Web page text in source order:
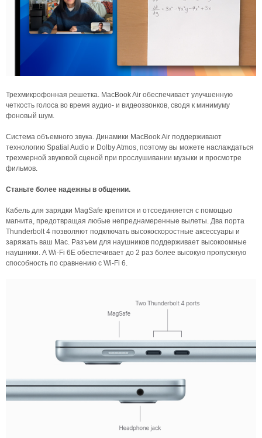
Трехмикрофонная решетка. MacBook Air обеспечивает улучшенную
четкость голоса во время аудио- и видеозвонков, сводя к минимуму
фоновый шум.
Система объемного звука. Динамики MacBook Air поддерживают
технологию Spatial Audio и Dolby Atmos, поэтому вы можете наслаждаться
трехмерной звуковой сценой при прослушивании музыки и просмотре
фильмов.
Станьте более надежны в общении.
Кабель для зарядки MagSafe крепится и отсоединяется с помощью
магнита, предотвращая любые непреднамеренные вылеты. Два порта
Thunderbolt 4 позволяют подключать высокоскоростные аксессуары и
заряжать ваш Mac. Разъем для наушников поддерживает высокоомные
наушники. А Wi‑Fi 6E обеспечивает до 2 раз более высокую пропускную
способность по сравнению с Wi‑Fi 6.